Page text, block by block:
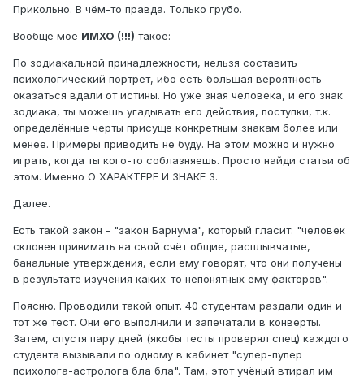
Прикольно. В чём-то правда. Только грубо.
Вообще моё ИМХО (!!!) такое:
По зодиакальной принадлежности, нельзя составить
психологический портрет, ибо есть большая вероятность
оказаться вдали от истины. Но уже зная человека, и его знак
зодиака, ты можешь угадывать его действия, поступки, т.к.
определённые черты присуще конкретным знакам более или
менее. Примеры приводить не буду. На этом можно и нужно
играть, когда ты кого-то соблазняешь. Просто найди статьи об
этом. Именно О ХАРАКТЕРЕ И ЗНАКЕ З.
Далее.
Есть такой закон - "закон Барнума", который гласит: "человек
склонен принимать на свой счёт общие, расплывчатые,
банальные утверждения, если ему говорят, что они получены
в результате изучения каких-то непонятных ему факторов".
Поясню. Проводили такой опыт. 40 студентам раздали один и
тот же тест. Они его выполнили и запечатали в конверты.
Затем, спустя пару дней (якобы тесты проверял спец) каждого
студента вызывали по одному в кабинет "супер-пупер
психолога-астролога бла бла". Там, этот учёный втирал им